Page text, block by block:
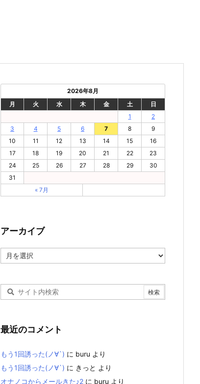
2026年8月
月
火 水 木 金 土
日
1
2
3
4 5 6 7 8
9
10
11 12 13 14 15
16
17
18 19 20 21 22
23
24
25 26 27 28 29
30
31
« 7月
アーカイブ
ー
最近のコメント
もう1回誘った(ノ∀`) に buru より
もう1回誘った(ノ∀`) に きっと より
オナノコからメールきた♪2 に buru より